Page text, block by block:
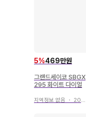
5%469만원
그랜드세이코 SBGX
295 화이트 다이얼
지역정보 없음 ・ 20일 전